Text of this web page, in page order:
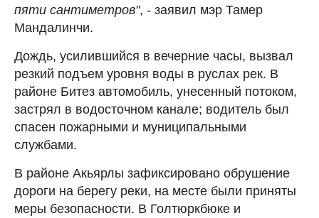
пяти сантиметров", - заявил мэр Тамер
Мандалинчи.
Дождь, усилившийся в вечерние часы, вызвал
резкий подъем уровня воды в руслах рек. В
районе Битез автомобиль, унесенный потоком,
застрял в водосточном канале; водитель был
спасен пожарными и муниципальными
службами.
В районе Акьярлы зафиксировано обрушение
дороги на берегу реки, на месте были приняты
меры безопасности. В Голтюркбюке и